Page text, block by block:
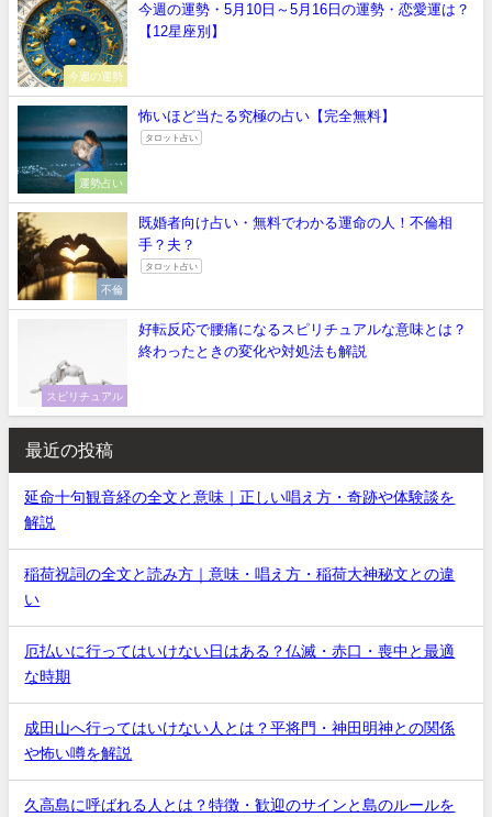
今週の運勢
今週の運勢・5月10日～5月16日の運勢・恋愛運は？
【12星座別】
運勢占い
怖いほど当たる究極の占い【完全無料】
タロット占い
不倫
既婚者向け占い・無料でわかる運命の人！不倫相
手？夫？
タロット占い
スピリチュアル
好転反応で腰痛になるスピリチュアルな意味とは？
終わったときの変化や対処法も解説
最近の投稿
延命十句観音経の全文と意味｜正しい唱え方・奇跡や体験談を
解説
稲荷祝詞の全文と読み方｜意味・唱え方・稲荷大神秘文との違
い
厄払いに行ってはいけない日はある？仏滅・赤口・喪中と最適
な時期
成田山へ行ってはいけない人とは？平将門・神田明神との関係
や怖い噂を解説
久高島に呼ばれる人とは？特徴・歓迎のサインと島のルールを